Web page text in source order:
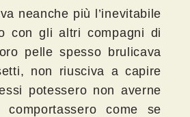
neanche più l’inevitabile
con gli altri compagni di
pelle spesso brulicava
non riusciva a capire
potessero non averne
come se